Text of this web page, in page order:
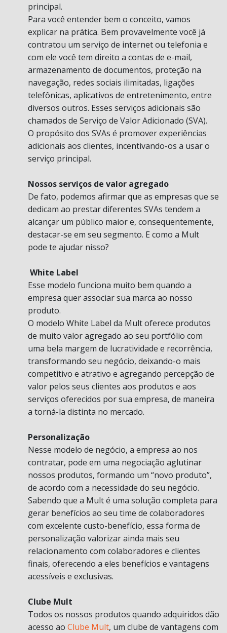
principal.
Para você entender bem o conceito, vamos
explicar na prática. Bem provavelmente você já
contratou um serviço de internet ou telefonia e
com ele você tem direito a contas de e-mail,
armazenamento de documentos, proteção na
navegação, redes sociais ilimitadas, ligações
telefônicas, aplicativos de entretenimento, entre
diversos outros. Esses serviços adicionais são
chamados de Serviço de Valor Adicionado (SVA).
O propósito dos SVAs é promover experiências
adicionais aos clientes, incentivando-os a usar o
serviço principal.
Nossos serviços de valor agregado
De fato, podemos afirmar que as empresas que se
dedicam ao prestar diferentes SVAs tendem a
alcançar um público maior e, consequentemente,
destacar-se em seu segmento. E como a Mult
pode te ajudar nisso?
White Label
Esse modelo funciona muito bem quando a
empresa quer associar sua marca ao nosso
produto.
O modelo White Label da Mult oferece produtos
de muito valor agregado ao seu portfólio com
uma bela margem de lucratividade e recorrência,
transformando seu negócio, deixando-o mais
competitivo e atrativo e agregando percepção de
valor pelos seus clientes aos produtos e aos
serviços oferecidos por sua empresa, de maneira
a torná-la distinta no mercado.
Personalização
Nesse modelo de negócio, a empresa ao nos
contratar, pode em uma negociação aglutinar
nossos produtos, formando um “novo produto”,
de acordo com a necessidade do seu negócio.
Sabendo que a Mult é uma solução completa para
gerar benefícios ao seu time de colaboradores
com excelente custo-benefício, essa forma de
personalização valorizar ainda mais seu
relacionamento com colaboradores e clientes
finais, oferecendo a eles benefícios e vantagens
acessíveis e exclusivas.
Clube Mult
Todos os nossos produtos quando adquiridos dão
acesso ao Clube Mult, um clube de vantagens com